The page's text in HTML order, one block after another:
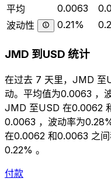
平均
0.0063
波动性
0.21%
JMD 到USD 统计
在过去 7 天里，JMD
动。平均值为0.0063 ，
JMD 至USD 在0.0062
0.0063 ，波动率为
在0.0062 和0.0063 之
0.22% 。
付款